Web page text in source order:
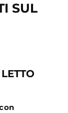
SUL